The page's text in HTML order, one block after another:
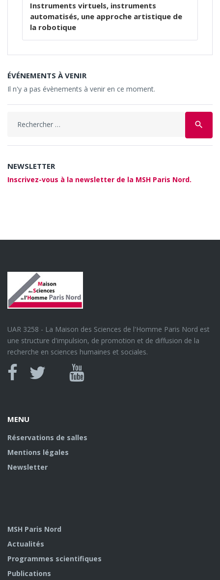
Instruments virtuels, instruments
automatisés, une approche artistique de
la robotique
ÉVÉNEMENTS À VENIR
Il n'y a pas évènements à venir en ce moment.
search
NEWSLETTER
Inscrivez-vous à la newsletter de la MSH Paris Nord.
UAR 3258 - La Maison des Sciences de l'Homme Paris Nord est
une structure d'impulsion, de promotion et de diffusion de la
recherche en sciences humaines et sociales.
Canal
MENU
Réservations de salles
Mentions légales
Newsletter
MSH Paris Nord
Actualités
Programmes scientifiques
Publications